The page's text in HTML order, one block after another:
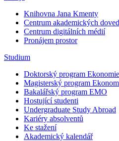
Knihovna Jana Kmenty
Centrum akademických
Centrum digitálních médií
Pronájem prostor
Studium
Doktorský program
Magisterský program
Bakalářský program EMO
Hostující studenti
Undergraduate Study Abroad
Kariéry absolventů
Ke stažení
Akademický kalendář